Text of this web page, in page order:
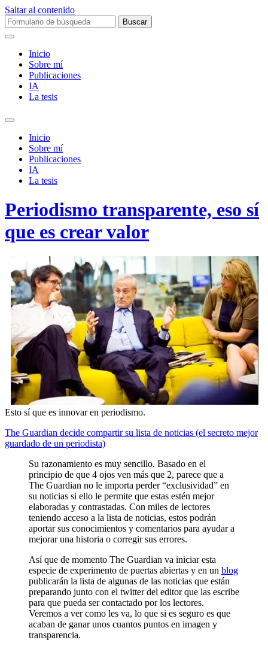
Saltar al contenido
Buscar:
Inicio
Sobre mí­
Publicaciones
IA
La tesis
Alternar
campo
búsqueda
Inicio
Sobre mí­
Publicaciones
IA
La tesis
Periodismo transparente, eso sí
que es crear valor
Esto sí que es innovar en periodismo.
The Guardian decide compartir su lista de noticias (el secreto mejor
guardado de un periodista)
Su razonamiento es muy sencillo. Basado en el
principio de que 4 ojos ven más que 2, parece que a
The Guardian no le importa perder “exclusividad” en
su noticias si ello le permite que estas estén mejor
elaboradas y contrastadas. Con miles de lectores
teniendo acceso a la lista de noticias, estos podrán
aportar sus conocimientos y comentarios para ayudar a
mejorar una historia o corregir sus errores.
Así que de momento The Guardian va iniciar esta
especie de experimento de puertas abiertas y en un blog
publicarán la lista de algunas de las noticias que están
preparando junto con el twitter del editor que las escribe
para que pueda ser contactado por los lectores.
Veremos a ver como les va, lo que si es seguro es que
acaban de ganar unos cuantos puntos en imagen y
transparencia.